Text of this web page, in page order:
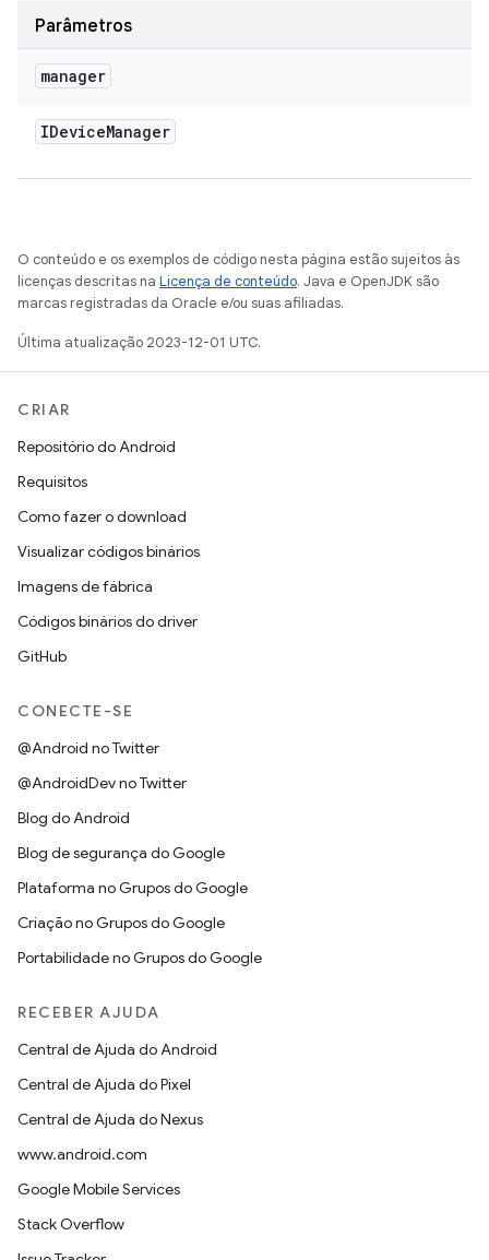
Parâmetros
manager
IDeviceManager
O conteúdo e os exemplos de código nesta página estão sujeitos às
licenças descritas na Licença de conteúdo. Java e OpenJDK são
marcas registradas da Oracle e/ou suas afiliadas.
Última atualização 2023-12-01 UTC.
CRIAR
Repositório do Android
Requisitos
Como fazer o download
Visualizar códigos binários
Imagens de fábrica
Códigos binários do driver
GitHub
CONECTE-SE
@Android no Twitter
@AndroidDev no Twitter
Blog do Android
Blog de segurança do Google
Plataforma no Grupos do Google
Criação no Grupos do Google
Portabilidade no Grupos do Google
RECEBER AJUDA
Central de Ajuda do Android
Central de Ajuda do Pixel
Central de Ajuda do Nexus
www.android.com
Google Mobile Services
Stack Overflow